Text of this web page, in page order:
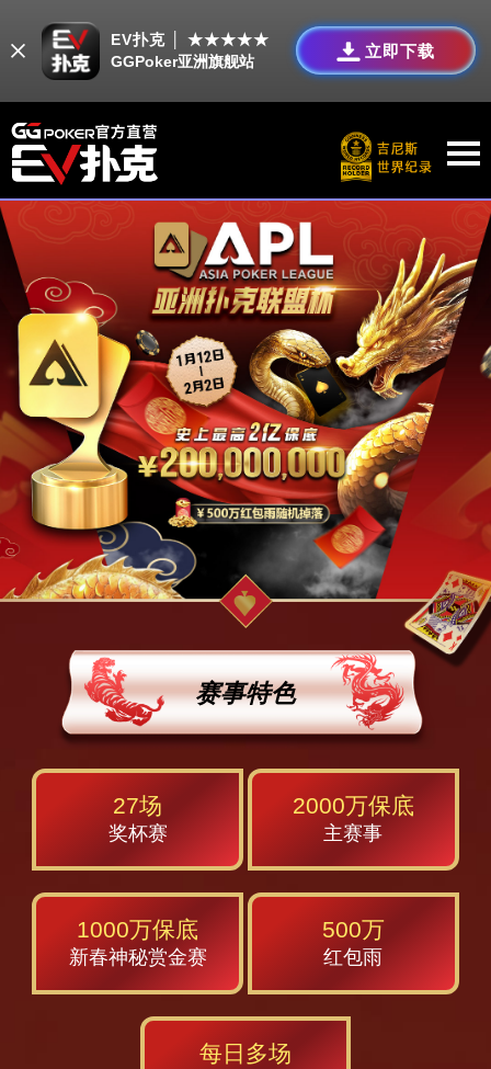
EV扑克 │ ★★★★★
GGPoker亚洲旗舰站
立即下载
赛事特色
27场
奖杯赛
2000万保底
主赛事
1000万保底
新春神秘赏金赛
500万
红包雨
每日多场